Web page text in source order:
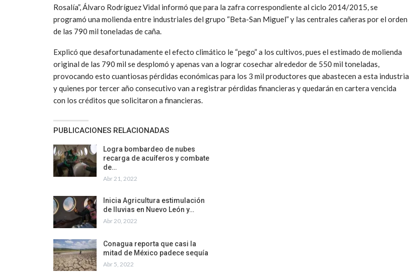
Rosalía”, Álvaro Rodríguez Vidal informó que para la zafra correspondiente al ciclo 2014/2015, se
programó una molienda entre industriales del grupo “Beta-San Miguel” y las centrales cañeras por el orden
de las 790 mil toneladas de caña.
Explicó que desafortunadamente el efecto climático le “pego” a los cultivos, pues el estimado de molienda
original de las 790 mil se desplomó y apenas van a lograr cosechar alrededor de 550 mil toneladas,
provocando esto cuantiosas pérdidas económicas para los 3 mil productores que abastecen a esta industria
y quienes por tercer año consecutivo van a registrar pérdidas financieras y quedarán en cartera vencida
con los créditos que solicitaron a financieras.
PUBLICACIONES RELACIONADAS
Logra bombardeo de nubes
recarga de acuíferos y combate
de…
Abr 21, 2022
Inicia Agricultura estimulación
de lluvias en Nuevo León y…
Abr 20, 2022
Conagua reporta que casi la
mitad de México padece sequía
Abr 5, 2022